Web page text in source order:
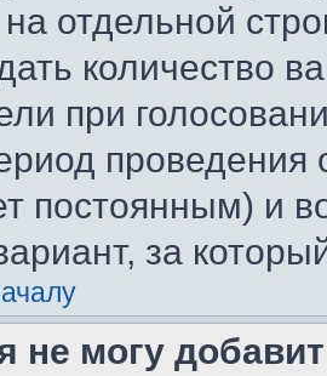
отдельной
количество
при
проведения
постоянным) и
за
не могу